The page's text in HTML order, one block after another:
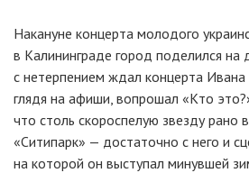
Накануне концерта молодого
в Калининграде город поделился на
с нетерпением ждал концерта
глядя на афиши, вопрошал «Кто
что столь скороспелую звезду рано
«Ситипарк» — достаточно с него и
на которой он выступал минувшей